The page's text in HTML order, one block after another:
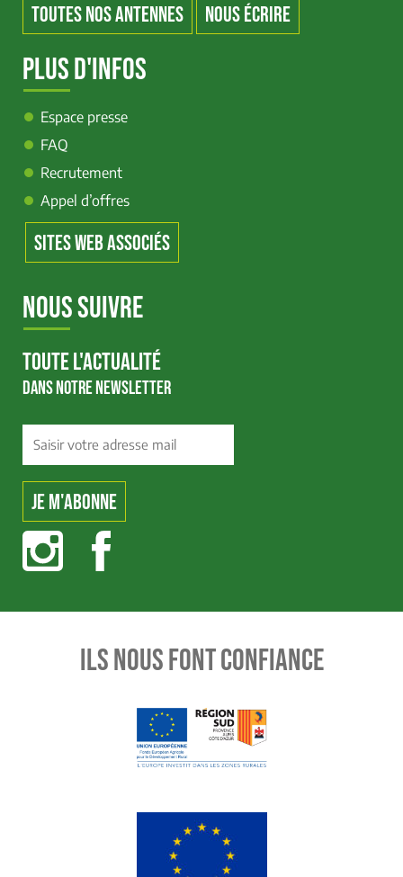
TOUTES NOS ANTENNES NOUS ÉCRIRE
PLUS D'INFOS
Espace presse
FAQ
Recrutement
Appel d’offres
SITES WEB ASSOCIÉS
NOUS SUIVRE
TOUTE L'ACTUALITÉ
DANS NOTRE NEWSLETTER
ILS NOUS FONT CONFIANCE